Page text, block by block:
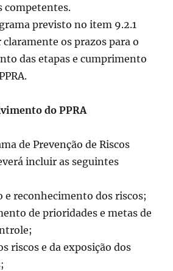
competentes.
previsto no item 9.2.1
os prazos para o
das etapas e cumprimento
do PPRA
de Prevenção de Riscos
incluir as seguintes
e reconhecimento dos riscos;
de prioridades e metas de
riscos e da exposição dos